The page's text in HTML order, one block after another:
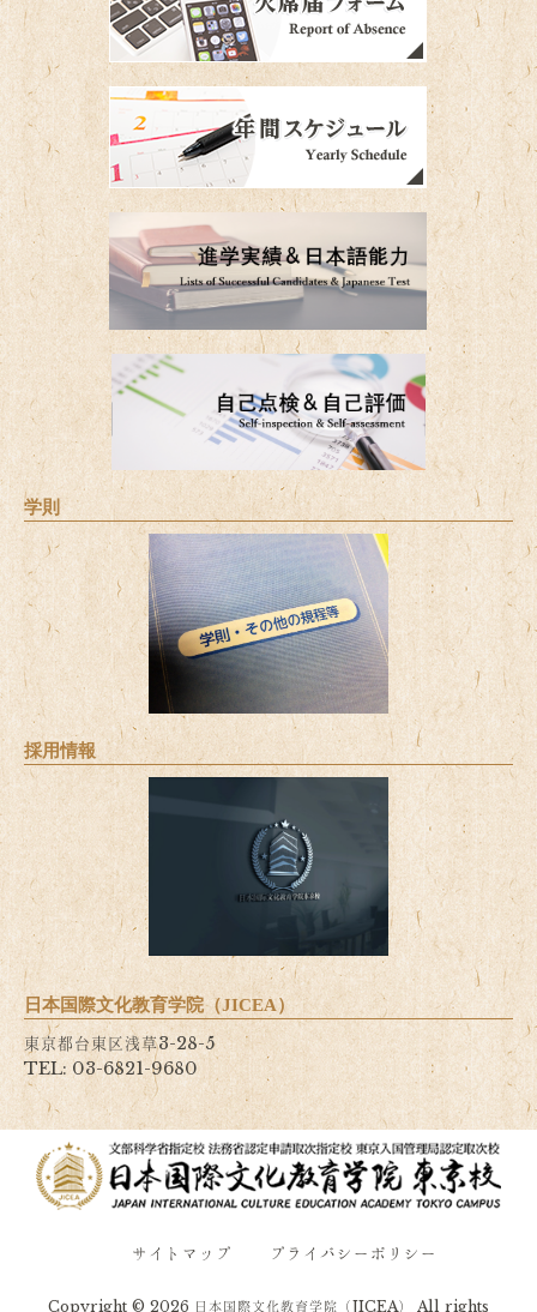
学則
採用情報
日本国際文化教育学院（JICEA）
東京都台東区浅草3-28-5
TEL: 03-6821-9680
サイトマップ プライバシーポリシー
Copyright © 2026 日本国際文化教育学院（JICEA） All rights